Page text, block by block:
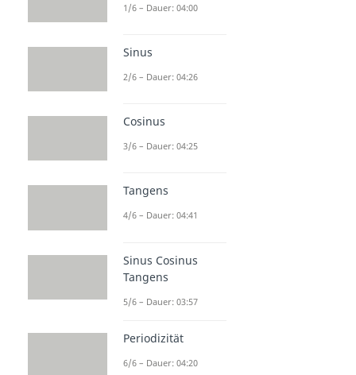
1/6 – Dauer: 04:00
Sinus
2/6 – Dauer: 04:26
Cosinus
3/6 – Dauer: 04:25
Tangens
4/6 – Dauer: 04:41
Sinus Cosinus
Tangens
5/6 – Dauer: 03:57
Periodizität
6/6 – Dauer: 04:20